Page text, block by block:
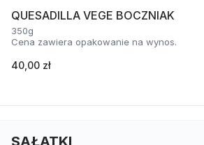
QUESADILLA VEGE BOCZNIAK
350g
Cena zawiera opakowanie na wynos.
40,00 zł
SAŁATKI